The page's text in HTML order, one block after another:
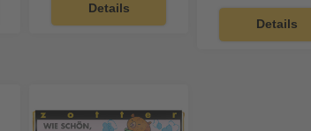
Details
Details